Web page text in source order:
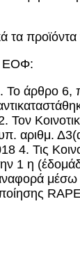
τα
ΕΟΦ:
άρθρο 6,
Τον
αριθμ.
4. Τις
1 η
μέσω